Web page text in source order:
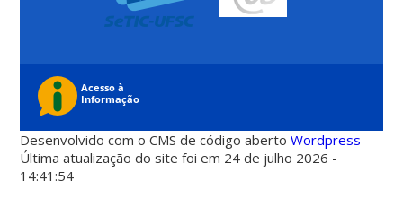
Desenvolvido com o CMS de código abertoWordpress
Última atualização do site foi em 24 de julho 2026 -
14:41:54